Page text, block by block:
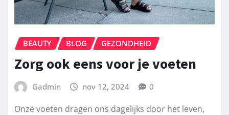
BEAUTY BLOG GEZONDHEID
Zorg ook eens voor je voeten
Gadmin nov 12, 2024 0
Onze voeten dragen ons dagelijks door het leven,